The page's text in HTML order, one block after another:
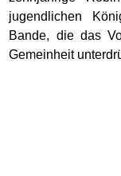
jugendlichen
Bande, die das
Gemeinheit